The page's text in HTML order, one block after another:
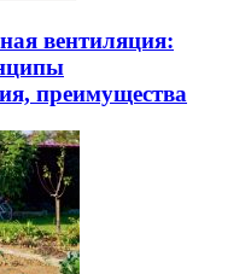
вентиляция:
преимущества